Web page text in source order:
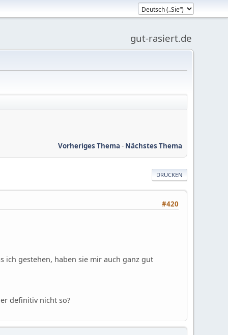
gut-rasiert.de
Vorheriges Thema - Nächstes Thema
DRUCKEN
#420
ich gestehen, haben sie mir auch ganz gut
definitiv nicht so?